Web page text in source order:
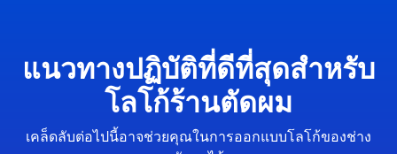
แนวทางปฏิบัติที่ดีที่สุดสำหรับ
โลโก้ร้านตัดผม
เคล็ดลับต่อไปนี้อาจช่วยคุณในการออกแบบโลโก้ของช่าง